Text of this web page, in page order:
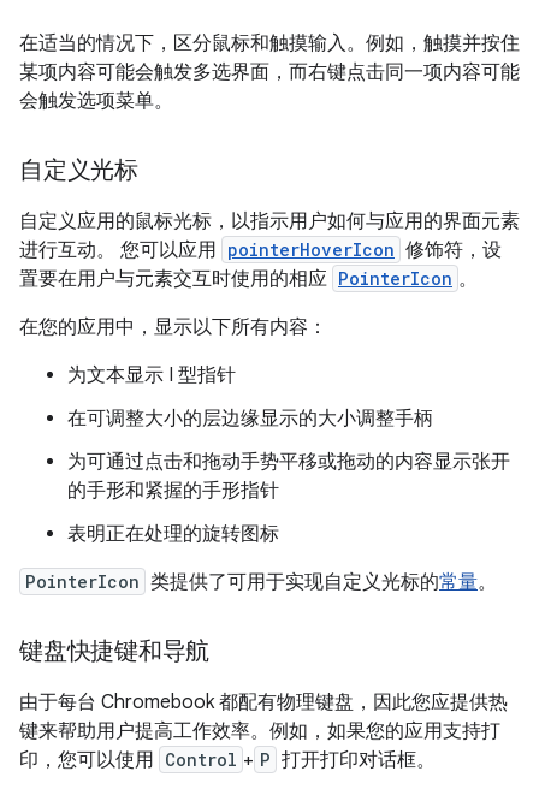
在适当的情况下，区分鼠标和触摸输入。例如，触摸并按住
某项内容可能会触发多选界面，而右键点击同一项内容可能
会触发选项菜单。
自定义光标
自定义应用的鼠标光标，以指示用户如何与应用的界面元素
进行互动。 您可以应用 pointerHoverIcon 修饰符，设
置要在用户与元素交互时使用的相应 PointerIcon 。
在您的应用中，显示以下所有内容：
为文本显示 I 型指针
在可调整大小的层边缘显示的大小调整手柄
为可通过点击和拖动手势平移或拖动的内容显示张开
的手形和紧握的手形指针
表明正在处理的旋转图标
PointerIcon 类提供了可用于实现自定义光标的常量。
键盘快捷键和导航
由于每台 Chromebook 都配有物理键盘，因此您应提供热
键来帮助用户提高工作效率。例如，如果您的应用支持打
印，您可以使用 Control + P 打开打印对话框。